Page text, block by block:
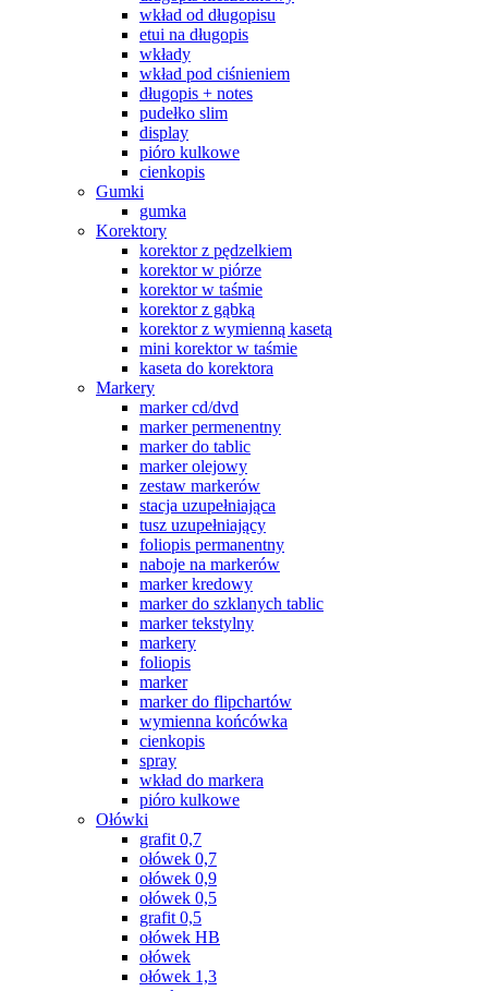
wkład od długopisu
etui na długopis
wkłady
wkład pod ciśnieniem
długopis + notes
pudełko slim
display
pióro kulkowe
cienkopis
Gumki
gumka
Korektory
korektor z pędzelkiem
korektor w piórze
korektor w taśmie
korektor z gąbką
korektor z wymienną kasetą
mini korektor w taśmie
kaseta do korektora
Markery
marker cd/dvd
marker permenentny
marker do tablic
marker olejowy
zestaw markerów
stacja uzupełniająca
tusz uzupełniający
foliopis permanentny
naboje na markerów
marker kredowy
marker do szklanych tablic
marker tekstylny
markery
foliopis
marker
marker do flipchartów
wymienna końcówka
cienkopis
spray
wkład do markera
pióro kulkowe
Ołówki
grafit 0,7
ołówek 0,7
ołówek 0,9
ołówek 0,5
grafit 0,5
ołówek HB
ołówek
ołówek 1,3